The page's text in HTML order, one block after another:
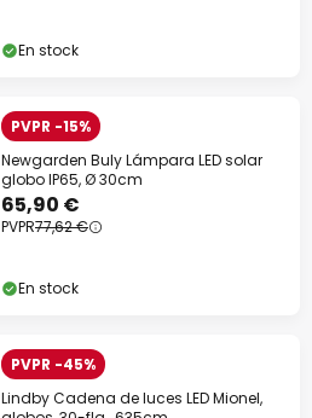
En stock
PVPR -15%
Newgarden Buly Lámpara LED solar
globo IP65, Ø 30cm
65,90 €
PVPR77,62 €
En stock
PVPR -45%
Lindby Cadena de luces LED Mionel,